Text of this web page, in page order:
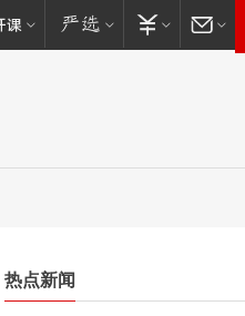
热点新闻